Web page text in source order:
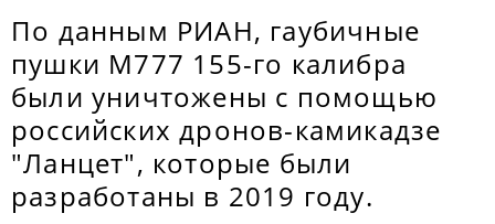
По данным РИАН, гаубичные
пушки M777 155-го калибра
были уничтожены с помощью
российских дронов-камикадзе
"Ланцет", которые были
разработаны в 2019 году.